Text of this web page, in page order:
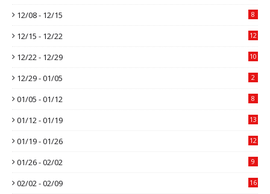
12/08 - 12/15 8
12/15 - 12/22 12
12/22 - 12/29 10
12/29 - 01/05 2
01/05 - 01/12 8
01/12 - 01/19 13
01/19 - 01/26 12
01/26 - 02/02 9
02/02 - 02/09 16